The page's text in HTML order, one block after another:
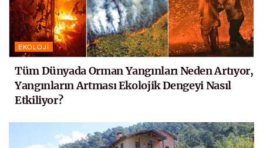
EKOLOJI
Tüm Dünyada Orman Yangınları Neden Artıyor,
Yangınların Artması Ekolojik Dengeyi Nasıl
Etkiliyor?